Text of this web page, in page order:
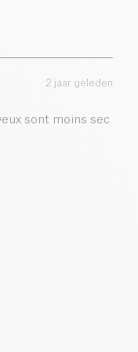
2 jaar geleden
sont moins sec